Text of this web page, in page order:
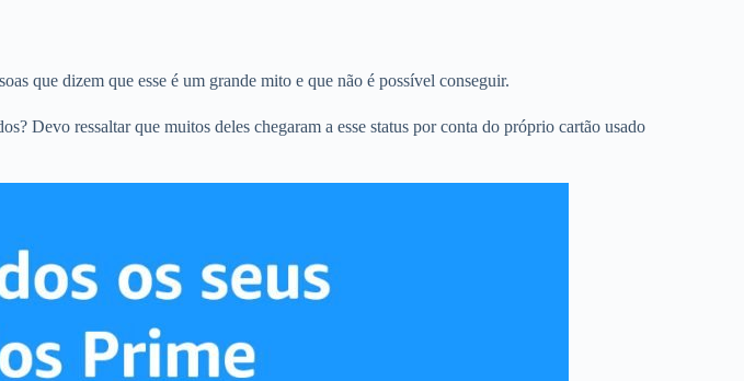
que dizem que esse é um grande mito e que não é possível conseguir.
Devo ressaltar que muitos deles chegaram a esse status por conta do próprio cartão usado